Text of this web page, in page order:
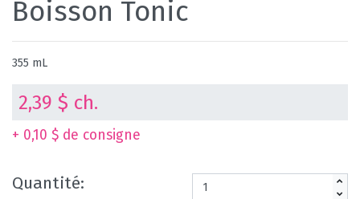
Boisson Tonic
355 mL
2,39 $ ch.
+ 0,10 $ de consigne
Quantité: